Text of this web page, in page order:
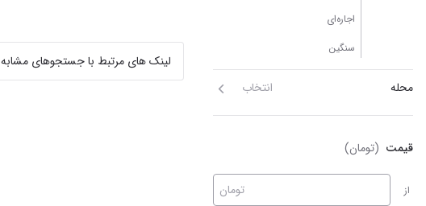
اجاره‌ای
سنگین
محله انتخاب
قیمت (تومان)
از تومان
لینک های مرتبط با جستجوهای مشابه